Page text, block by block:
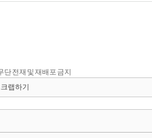
전재 및 재배포 금지
랩하기